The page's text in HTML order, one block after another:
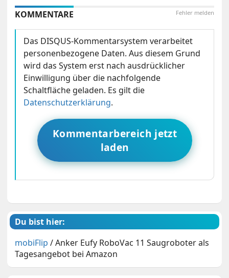
Fehler melden
KOMMENTARE
Das DISQUS-Kommentarsystem verarbeitet
personenbezogene Daten. Aus diesem Grund
wird das System erst nach ausdrücklicher
Einwilligung über die nachfolgende
Schaltfläche geladen. Es gilt die
Datenschutzerklärung.
Kommentarbereich jetzt
laden
Du bist hier:
mobiFlip /Anker Eufy RoboVac 11 Saugroboter als
Tagesangebot bei Amazon